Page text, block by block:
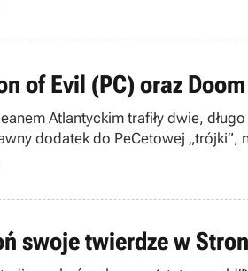
of Evil (PC) oraz
Atlantyckim trafiły dwie,
dodatek do PeCetowej „trójki”,
swoje twierdze w